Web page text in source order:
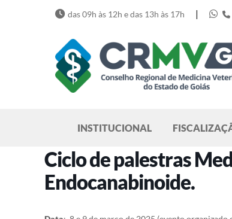
das 09h às 12h e das 13h às 17h |
INSTITUCIONAL
Ciclo de palestras
Endocanabinoide.